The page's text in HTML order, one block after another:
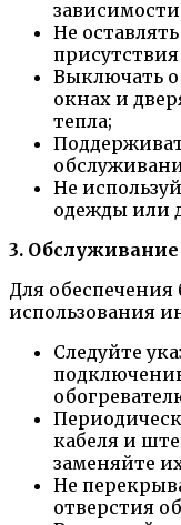
Не
Выключать
окнах и
тепла;
Не
одежды или
3. Обслуживание
Для обеспечения
использования
Следуйте
кабеля и
заменяйте
Не
отверстия